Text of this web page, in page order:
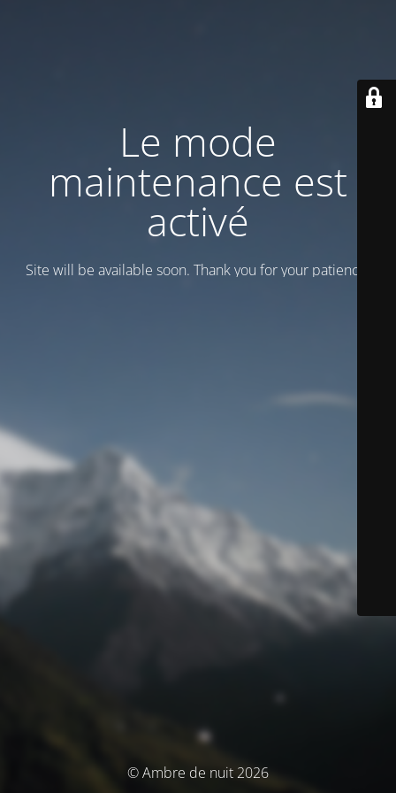
Le mode
maintenance est
activé
Site will be available soon. Thank you for your patience!
© Ambre de nuit 2026